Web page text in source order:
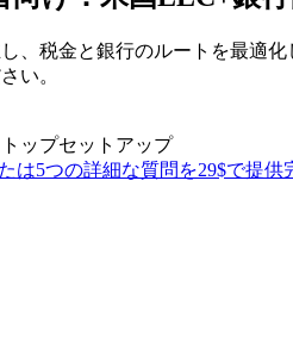
、税金と銀行のルートを最適
い。
ップセットアップ
は5つの詳細な質問を29$で提供